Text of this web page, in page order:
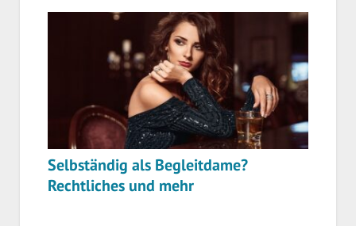
Selbständig als Begleitdame?
Rechtliches und mehr